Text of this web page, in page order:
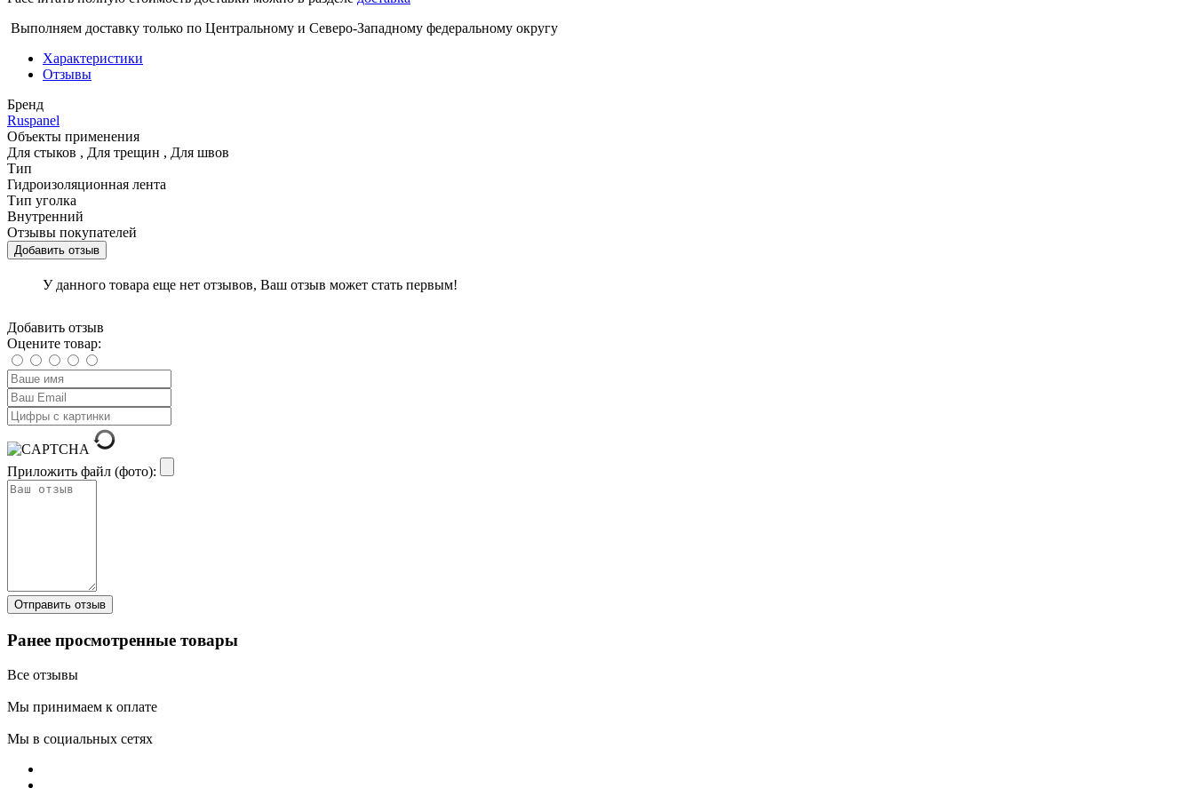
Выполняем доставку только по Центральному и Северо-Западному федеральному округу
Характеристики
Отзывы
Бренд
Ruspanel
Объекты применения
Для стыков , Для трещин , Для швов
Тип
Гидроизоляционная лента
Тип уголка
Внутренний
Отзывы покупателей
Добавить отзыв
У данного товара еще нет отзывов, Ваш отзыв может стать первым!
Добавить отзыв
Оцените товар:
Приложить файл (фото):
Ранее просмотренные товары
Все отзывы
Мы принимаем к оплате
Мы в социальных сетях